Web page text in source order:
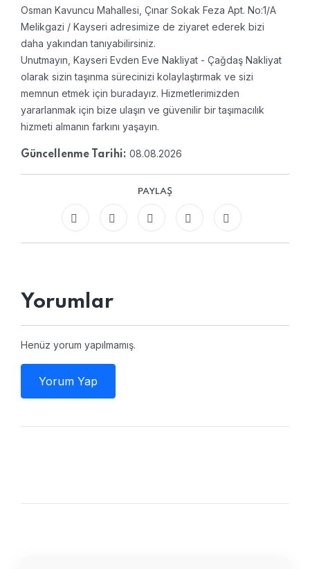
Osman Kavuncu Mahallesi, Çınar Sokak Feza Apt. No:1/A
Melikgazi / Kayseri adresimize de ziyaret ederek bizi
daha yakından tanıyabilirsiniz.
Unutmayın, Kayseri Evden Eve Nakliyat - Çağdaş Nakliyat
olarak sizin taşınma sürecinizi kolaylaştırmak ve sizi
memnun etmek için buradayız. Hizmetlerimizden
yararlanmak için bize ulaşın ve güvenilir bir taşımacılık
hizmeti almanın farkını yaşayın.
Güncellenme Tarihi: 08.08.2026
PAYLAŞ
Yorumlar
Henüz yorum yapılmamış.
Yorum Yap